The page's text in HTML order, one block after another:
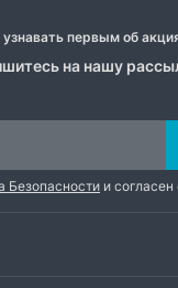
первым об
на нашу
Безопасности и